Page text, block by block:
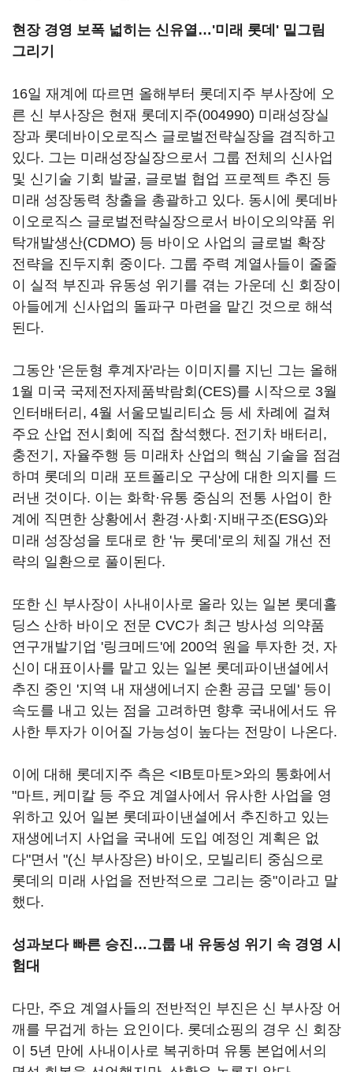
현장 경영 보폭 넓히는 신유열…'미래 롯데' 밑그림
그리기
16일 재계에 따르면 올해부터 롯데지주 부사장에 오
른 신 부사장은 현재 롯데지주(004990) 미래성장실
장과 롯데바이오로직스 글로벌전략실장을 겸직하고
있다. 그는 미래성장실장으로서 그룹 전체의 신사업
및 신기술 기회 발굴, 글로벌 협업 프로젝트 추진 등
미래 성장동력 창출을 총괄하고 있다. 동시에 롯데바
이오로직스 글로벌전략실장으로서 바이오의약품 위
탁개발생산(CDMO) 등 바이오 사업의 글로벌 확장
전략을 진두지휘 중이다. 그룹 주력 계열사들이 줄줄
이 실적 부진과 유동성 위기를 겪는 가운데 신 회장이
아들에게 신사업의 돌파구 마련을 맡긴 것으로 해석
된다.
그동안 '은둔형 후계자'라는 이미지를 지닌 그는 올해
1월 미국 국제전자제품박람회(CES)를 시작으로 3월
인터배터리, 4월 서울모빌리티쇼 등 세 차례에 걸쳐
주요 산업 전시회에 직접 참석했다. 전기차 배터리,
충전기, 자율주행 등 미래차 산업의 핵심 기술을 점검
하며 롯데의 미래 포트폴리오 구상에 대한 의지를 드
러낸 것이다. 이는 화학·유통 중심의 전통 사업이 한
계에 직면한 상황에서 환경·사회·지배구조(ESG)와
미래 성장성을 토대로 한 '뉴 롯데'로의 체질 개선 전
략의 일환으로 풀이된다.
또한 신 부사장이 사내이사로 올라 있는 일본 롯데홀
딩스 산하 바이오 전문 CVC가 최근 방사성 의약품
연구개발기업 '링크메드'에 200억 원을 투자한 것, 자
신이 대표이사를 맡고 있는 일본 롯데파이낸셜에서
추진 중인 '지역 내 재생에너지 순환 공급 모델' 등이
속도를 내고 있는 점을 고려하면 향후 국내에서도 유
사한 투자가 이어질 가능성이 높다는 전망이 나온다.
이에 대해 롯데지주 측은 <IB토마토>와의 통화에서
"마트, 케미칼 등 주요 계열사에서 유사한 사업을 영
위하고 있어 일본 롯데파이낸셜에서 추진하고 있는
재생에너지 사업을 국내에 도입 예정인 계획은 없
다"면서 "(신 부사장은) 바이오, 모빌리티 중심으로
롯데의 미래 사업을 전반적으로 그리는 중"이라고 말
했다.
성과보다 빠른 승진…그룹 내 유동성 위기 속 경영 시
험대
다만, 주요 계열사들의 전반적인 부진은 신 부사장 어
깨를 무겁게 하는 요인이다. 롯데쇼핑의 경우 신 회장
이 5년 만에 사내이사로 복귀하며 유통 본업에서의